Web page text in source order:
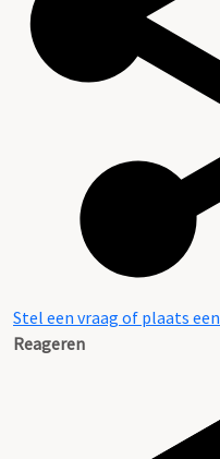
Stel een vraag of plaats
Reageren